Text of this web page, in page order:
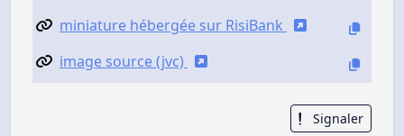
miniature hébergée sur RisiBank
image source (jvc)
Signaler